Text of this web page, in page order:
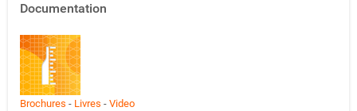
Documentation
Brochures - Livres - Video